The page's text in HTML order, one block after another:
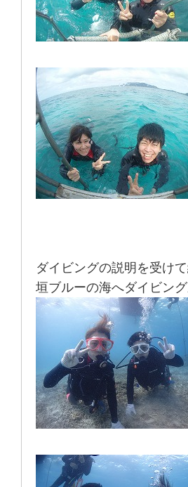
ダイビングの説明を受け
垣ブルーの海へダイビング